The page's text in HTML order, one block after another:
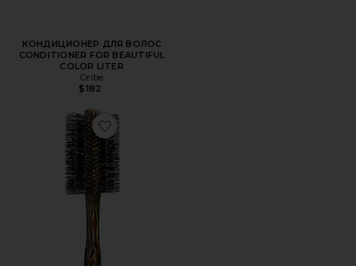
КОНДИЦИОНЕР ДЛЯ ВОЛОС
CONDITIONER FOR BEAUTIFUL
COLOR LITER
Oribe
$182
Favorite ЩЁТКА ДЛЯ ВОЛОС LARGE ROUND BRUSH